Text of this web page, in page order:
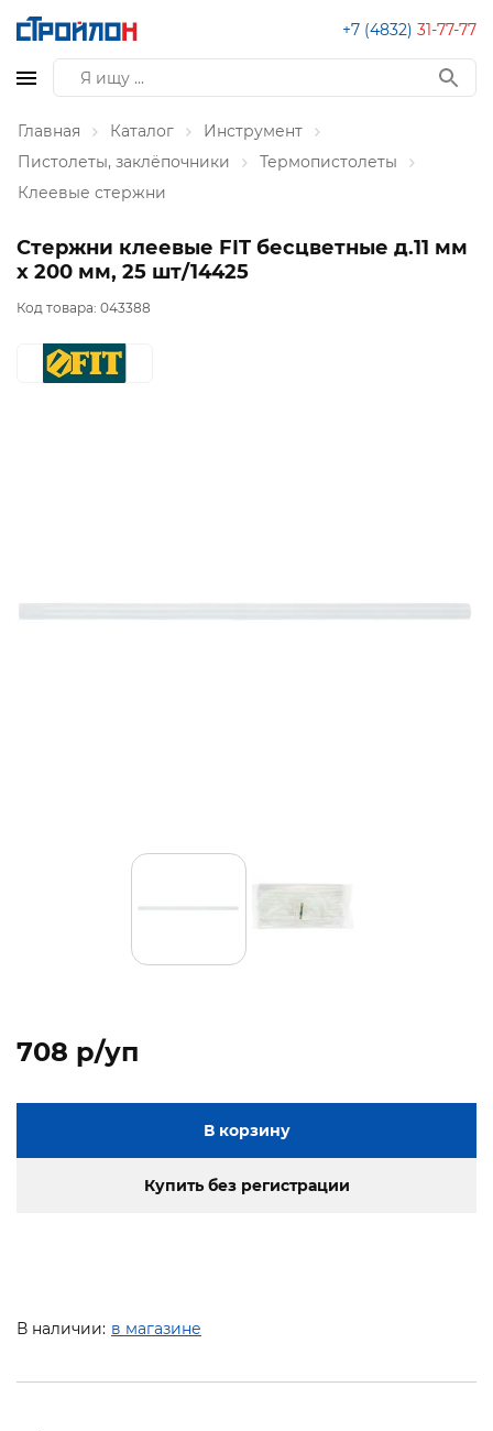
+7 (4832) 31-77-77
Главная Каталог
Инструмент
Пистолеты, заклёпочники
Термопистолеты
Клеевые стержни
Стержни клеевые FIT бесцветные д.11 мм
х 200 мм, 25 шт/14425
Код товара: 043388
708 p/уп
В корзину
Купить без регистрации
В наличии: в магазине